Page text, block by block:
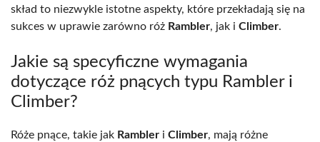
skład to niezwykle istotne aspekty, które przekładają się na
sukces w uprawie zarówno róż Rambler, jak i Climber.
Jakie są specyficzne wymagania
dotyczące róż pnących typu Rambler i
Climber?
Róże pnące, takie jak Rambler i Climber, mają różne